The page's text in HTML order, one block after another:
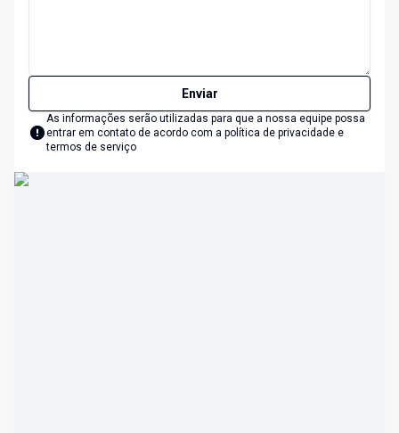
Enviar
As informações serão utilizadas para que a nossa equipe possa
entrar em contato de acordo com a política de privacidade e
termos de serviço